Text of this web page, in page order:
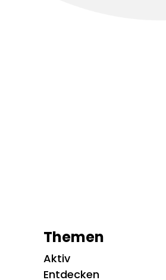
Themen
Aktiv
Entdecken